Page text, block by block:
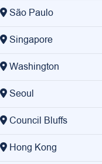
São Paulo
Singapore
Washington
Seoul
Council Bluffs
Hong Kong